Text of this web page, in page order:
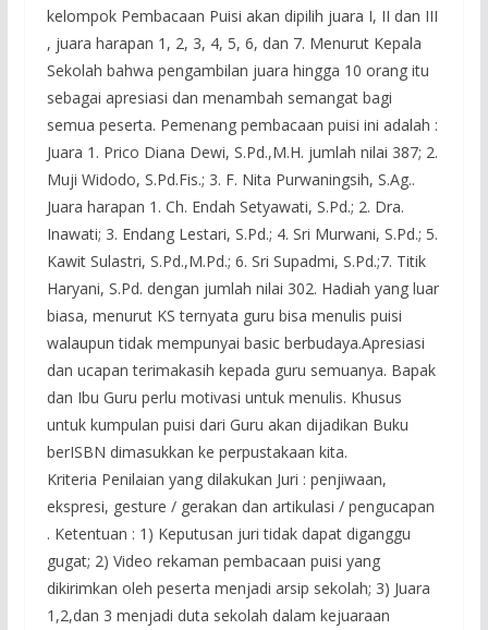
kelompok Pembacaan Puisi akan dipilih juara I, II dan III
, juara harapan 1, 2, 3, 4, 5, 6, dan 7. Menurut Kepala
Sekolah bahwa pengambilan juara hingga 10 orang itu
sebagai apresiasi dan menambah semangat bagi
semua peserta. Pemenang pembacaan puisi ini adalah :
Juara 1. Prico Diana Dewi, S.Pd.,M.H. jumlah nilai 387; 2.
Muji Widodo, S.Pd.Fis.; 3. F. Nita Purwaningsih, S.Ag..
Juara harapan 1. Ch. Endah Setyawati, S.Pd.; 2. Dra.
Inawati; 3. Endang Lestari, S.Pd.; 4. Sri Murwani, S.Pd.; 5.
Kawit Sulastri, S.Pd.,M.Pd.; 6. Sri Supadmi, S.Pd.;7. Titik
Haryani, S.Pd. dengan jumlah nilai 302. Hadiah yang luar
biasa, menurut KS ternyata guru bisa menulis puisi
walaupun tidak mempunyai basic berbudaya.Apresiasi
dan ucapan terimakasih kepada guru semuanya. Bapak
dan Ibu Guru perlu motivasi untuk menulis. Khusus
untuk kumpulan puisi dari Guru akan dijadikan Buku
berISBN dimasukkan ke perpustakaan kita.
Kriteria Penilaian yang dilakukan Juri : penjiwaan,
ekspresi, gesture / gerakan dan artikulasi / pengucapan
. Ketentuan : 1) Keputusan juri tidak dapat diganggu
gugat; 2) Video rekaman pembacaan puisi yang
dikirimkan oleh peserta menjadi arsip sekolah; 3) Juara
1,2,dan 3 menjadi duta sekolah dalam kejuaraan